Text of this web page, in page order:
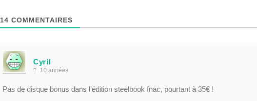
14 COMMENTAIRES
Cyril
10 années
Pas de disque bonus dans l’édition steelbook fnac, pourtant à 35€ !